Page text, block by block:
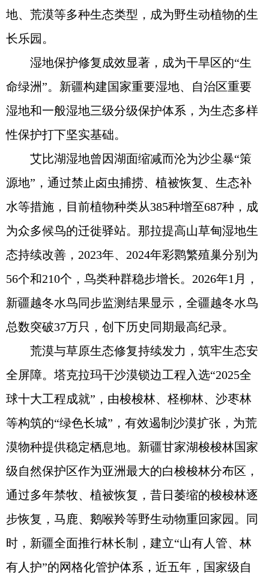
地、荒漠等多种生态类型，成为野生动植物的生
长乐园。
湿地保护修复成效显著，成为干旱区的“生
命绿洲”。新疆构建国家重要湿地、自治区重要
湿地和一般湿地三级分级保护体系，为生态多样
性保护打下坚实基础。
艾比湖湿地曾因湖面缩减而沦为沙尘暴“策
源地”，通过禁止卤虫捕捞、植被恢复、生态补
水等措施，目前植物种类从385种增至687种，成
为众多候鸟的迁徙驿站。那拉提高山草甸湿地生
态持续改善，2023年、2024年彩鹮繁殖巢分别为
56个和210个，鸟类种群稳步增长。2026年1月，
新疆越冬水鸟同步监测结果显示，全疆越冬水鸟
总数突破37万只，创下历史同期最高纪录。
荒漠与草原生态修复持续发力，筑牢生态安
全屏障。塔克拉玛干沙漠锁边工程入选“2025全
球十大工程成就”，由梭梭林、柽柳林、沙枣林
等构筑的“绿色长城”，有效遏制沙漠扩张，为荒
漠物种提供稳定栖息地。新疆甘家湖梭梭林国家
级自然保护区作为亚洲最大的白梭梭林分布区，
通过多年禁牧、植被恢复，昔日萎缩的梭梭林逐
步恢复，马鹿、鹅喉羚等野生动物重回家园。同
时，新疆全面推行林长制，建立“山有人管、林
有人护”的网格化管护体系，近五年，国家级自